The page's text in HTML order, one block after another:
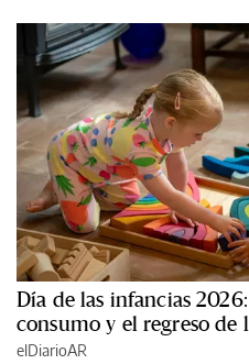
Día de las infancias
consumo y el regreso de
elDiarioAR